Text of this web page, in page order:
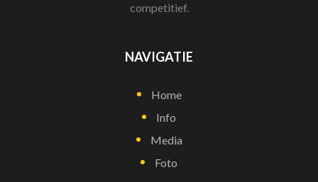
competitief.
NAVIGATIE
Home
Info
Media
Foto